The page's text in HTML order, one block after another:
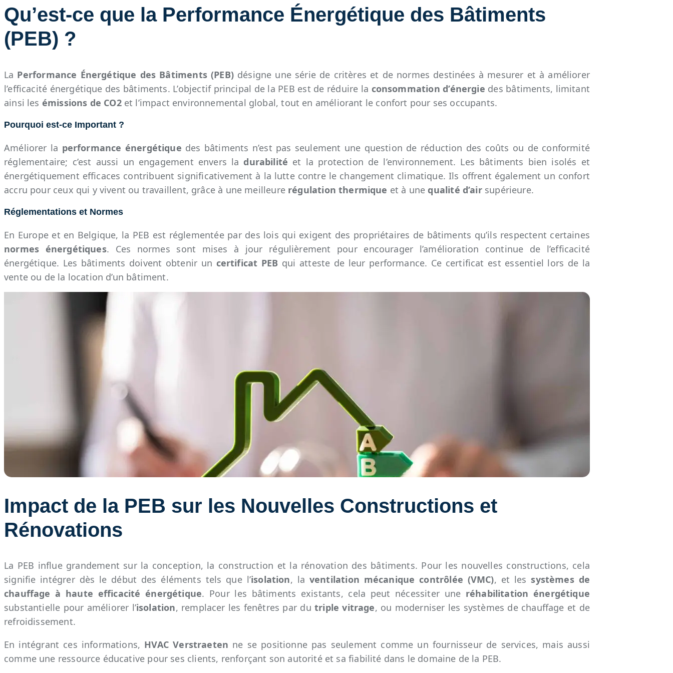
Qu’est-ce que la Performance Énergétique des Bâtiments
(PEB) ?
La Performance Énergétique des Bâtiments (PEB)désigne une série de critères et de normes destinées à mesurer et à améliorer
l’efficacité énergétique des bâtiments. L’objectif principal de la PEB est de réduire la consommation d’énergie des bâtiments, limitant
ainsi les émissions de CO2et l’impact environnemental global, tout en améliorant le confort pour ses occupants.
Pourquoi est-ce Important ?
Améliorer la performance énergétique des bâtiments n’est pas seulement une question de réduction des coûts ou de conformité
réglementaire; c’est aussi un engagement envers ladurabilité et la protection de l’environnement. Les bâtiments bien isolés et
énergétiquement efficaces contribuent significativement à la lutte contre le changement climatique. Ils offrent également un confort
accru pour ceux qui y vivent ou travaillent, grâce à une meilleure régulation thermique et à unequalité d’airsupérieure.
Réglementations et Normes
En Europe et en Belgique, la PEB est réglementée par des lois qui exigent des propriétaires de bâtiments qu’ils respectent certaines
normes énergétiques. Ces normes sont mises à jour régulièrement pour encourager l’amélioration continue de l’efficacité
énergétique. Les bâtiments doivent obtenir un certificat PEB qui atteste de leur performance. Ce certificat est essentiel lors de la
vente ou de la location d’un bâtiment.
Impact de la PEB sur les Nouvelles Constructions et
Rénovations
La PEB influe grandement sur la conception, la construction et la rénovation des bâtiments. Pour les nouvelles constructions, cela
signifie intégrer dès le début des éléments tels que l’isolation, la ventilation mécanique contrôlée (VMC), et lessystèmes de
chauffage à haute efficacité énergétique. Pour les bâtiments existants, cela peut nécessiter une réhabilitation énergétique
substantielle pour améliorer l’isolation, remplacer les fenêtres par du triple vitrage, ou moderniser les systèmes de chauffage et de
refroidissement.
En intégrant ces informations, HVAC Verstraeten ne se positionne pas seulement comme un fournisseur de services, mais aussi
comme une ressource éducative pour ses clients, renforçant son autorité et sa fiabilité dans le domaine de la PEB.